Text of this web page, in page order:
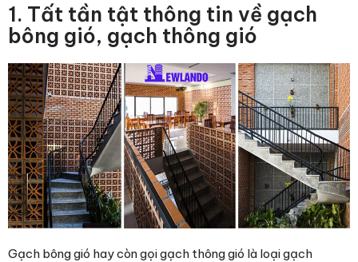
1. Tất tần tật thông tin về gạch
bông gió, gạch thông gió
Gạch bông gió hay còn gọi gạch thông gió là loại gạch